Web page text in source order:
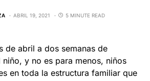
ABRIL 19, 2021 5 MINUTE READ
de abril a dos semanas de
y no es para menos, niños
en toda la estructura familiar que